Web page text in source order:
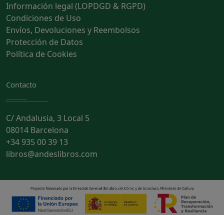
Información legal (LOPDGD & RGPD)
Condiciones de Uso
Envíos, Devoluciones y Reembolsos
Protección de Datos
Política de Cookies
Contacto
C/ Andalusia, 3 Local 5
08014 Barcelona
+34 935 00 39 13
libros@andeslibros.com